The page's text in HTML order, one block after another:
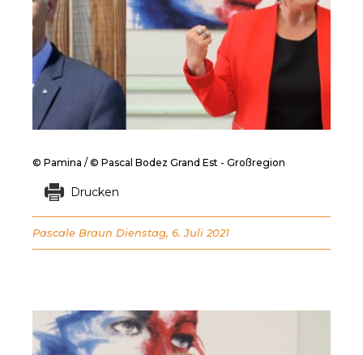
© Pamina / © Pascal Bodez Grand Est - Großregion
Drucken
Pascale Braun Dienstag, 6. Juli 2021